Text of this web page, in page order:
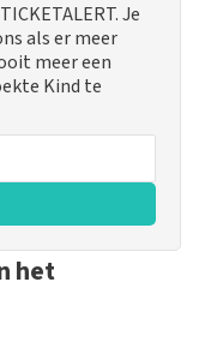
Je
als er meer
meer een
Kind te
het